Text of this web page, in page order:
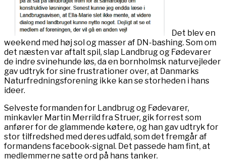
Det blev en
weekend med høj sol og masser af DN-bashing. Som om
det næsten var aftalt spil, slap Landbrug og Fødevarer
de indre svinehunde løs, da en bornholmsk naturvejleder
gav udtryk for sine frustrationer over, at Danmarks
Naturfredningsforening ikke kan se storheden i hans
ideer.
Selveste formanden for Landbrug og Fødevarer,
minkavler Martin Merrild fra Struer, gik forrest som
anfører for de glammende køtere, og han gav udtryk for
stor tilfredshed med deres udfald, som det fremgår af
formandens facebook-signal. Det passede ham fint, at
medlemmerne satte ord på hans tanker.